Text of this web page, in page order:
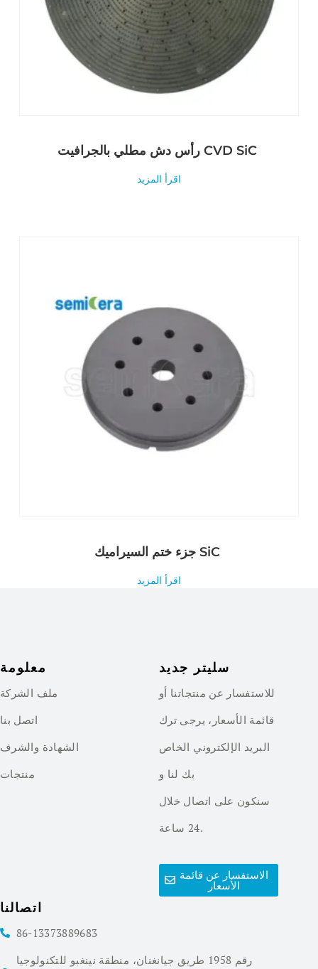
رأس دش مطلي بالجرافيت CVD SiC
اقرأ المزيد
جزء ختم السيراميك SiC
اقرأ المزيد
معلومة
ملف الشركة
اتصل بنا
الشهادة والشرف
منتجات
سليتر جديد
للاستفسار عن منتجاتنا أو
قائمة الأسعار، يرجى ترك
البريد الإلكتروني الخاص
بك لنا و
سنكون على اتصال خلال
24 ساعة.
الاستفسار عن قائمة
الأسعار
اتصالنا
86-13373889683
رقم 1958 طريق جيانغنان، منطقة نينغبو للتكنولوجيا